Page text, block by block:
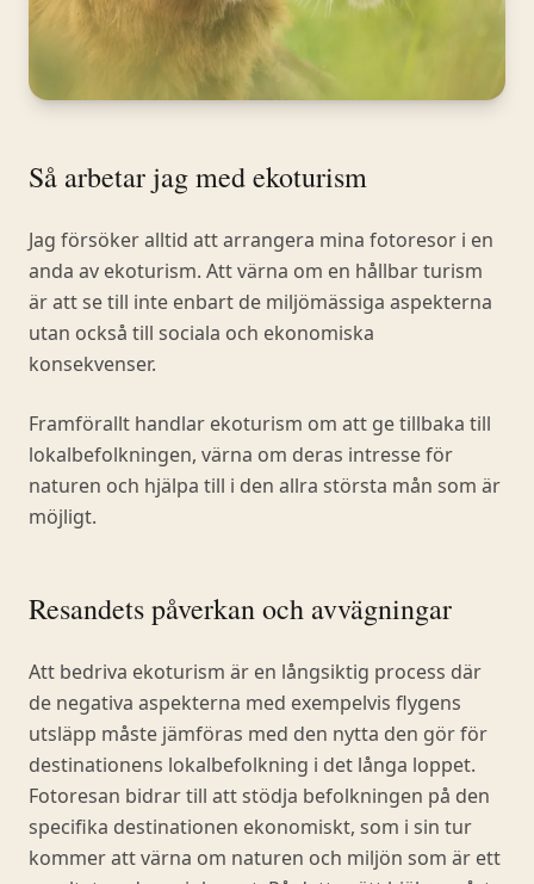
Så arbetar jag med ekoturism
Jag försöker alltid att arrangera mina fotoresor i en
anda av ekoturism. Att värna om en hållbar turism
är att se till inte enbart de miljömässiga aspekterna
utan också till sociala och ekonomiska
konsekvenser.
Framförallt handlar ekoturism om att ge tillbaka till
lokalbefolkningen, värna om deras intresse för
naturen och hjälpa till i den allra största mån som är
möjligt.
Resandets påverkan och avvägningar
Att bedriva ekoturism är en långsiktig process där
de negativa aspekterna med exempelvis flygens
utsläpp måste jämföras med den nytta den gör för
destinationens lokalbefolkning i det långa loppet.
Fotoresan bidrar till att stödja befolkningen på den
specifika destinationen ekonomiskt, som i sin tur
kommer att värna om naturen och miljön som är ett